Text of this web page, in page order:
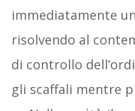
immediatamente
risolvendo al
di controllo
gli scaffali mentre